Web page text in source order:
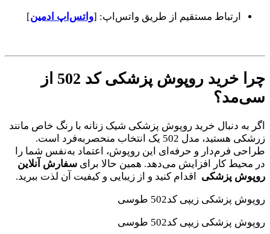
ارتباط مستقیم از طریق واتس‌اپ: [واتس‌اپ ادمین]
چرا خرید روپوش پزشکی کد 502 از
سی‌مد؟
اگر به دنبال خرید روپوش پزشکی شیک زنانه با رنگ خاص مانند
زرشکی هستید، مدل 502 یک انتخاب منحصربه‌فرد است.
طراحی فرم‌دار و حرفه‌ای این روپوش، اعتماد به‌نفس شما را
در محیط کار افزایش می‌دهد. همین حالا برای سفارش آنلاین
روپوش پزشکی
اقدام کنید و از زیبایی و کیفیت آن لذت ببرید.
روپوش پزشکی زیپی کد502 طوسی
روپوش پزشکی زیپی کد502 طوسی